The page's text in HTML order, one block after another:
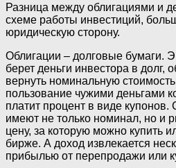
Разница между облигациями и
схеме работы инвестиций,
юридическую сторону.
Облигации – долговые бумаги.
берет деньги инвестора в долг,
вернуть номинальную
пользование чужими деньгами
платит процент в виде
имеют не только номинал, но и
цену, за которую можно купить
бирже. А доход извлекается
прибылью от перепродажи или